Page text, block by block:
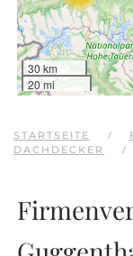
30 km
20 mi
STARTSEITE
DACHDECKER